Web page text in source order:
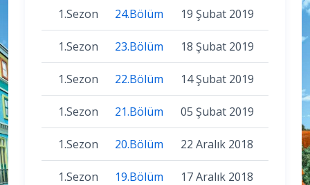
1.Sezon 24.Bölüm 19 Şubat 2019
1.Sezon 23.Bölüm 18 Şubat 2019
1.Sezon 22.Bölüm 14 Şubat 2019
1.Sezon 21.Bölüm 05 Şubat 2019
1.Sezon 20.Bölüm 22 Aralık 2018
1.Sezon 19.Bölüm 17 Aralık 2018